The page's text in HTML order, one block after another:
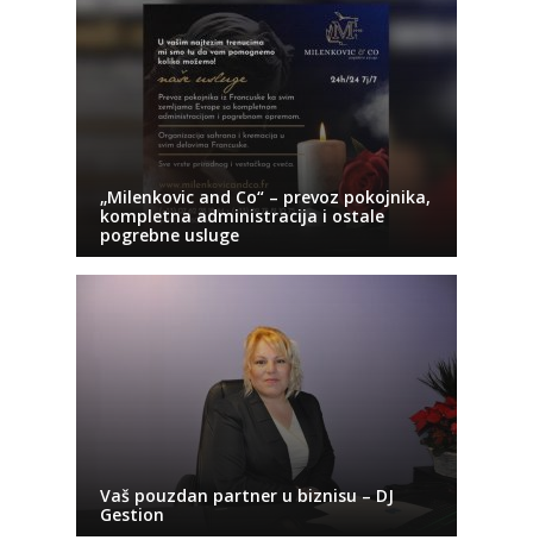
„Milenkovic and Co“ – prevoz pokojnika,
kompletna administracija i ostale
pogrebne usluge
Vaš pouzdan partner u biznisu – DJ
Gestion